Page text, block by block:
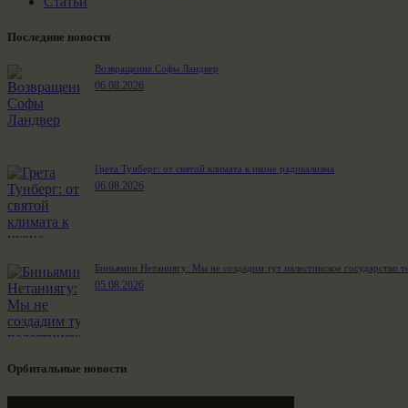
Последние новости
Возвращение Софы Ландвер
06.08.2026
Грета Тунберг: от святой климата к иконе радикализма
06.08.2026
Биньямин Нетаниягу: Мы не создадим тут палестинское государство
05.08.2026
Орбитальные новости